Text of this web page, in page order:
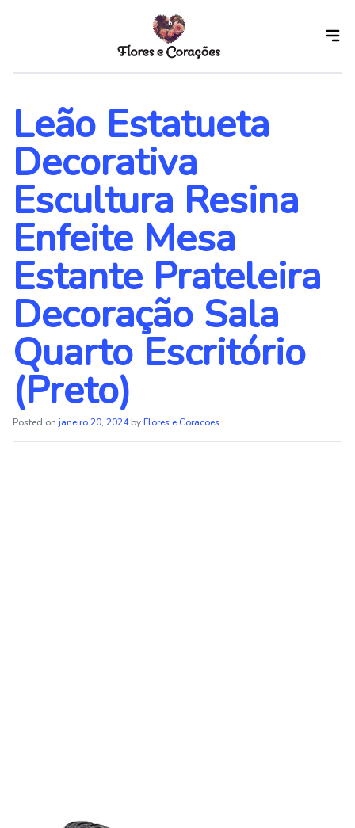
content
Leão Estatueta
Decorativa
Escultura Resina
Enfeite Mesa
Estante Prateleira
Decoração Sala
Quarto Escritório
(Preto)
Posted on janeiro 20, 2024 byFlores e Coracoes